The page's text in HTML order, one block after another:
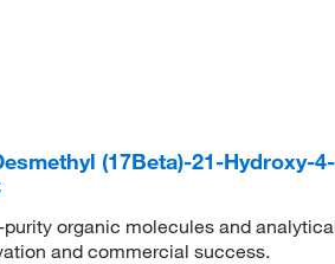
(17Beta)-21-Hydroxy-
organic molecules and
and commercial success.